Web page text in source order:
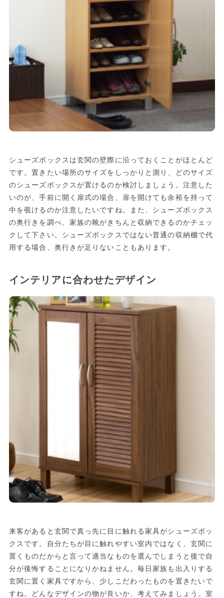
シューズボックスは玄関の壁際に沿っておくことがほとんど
です。置きたい場所のサイズをしっかりと測り、どのサイズ
のシューズボックスが置けるのか検討しましょう。注意した
いのが、手前に開く扉式の場合、扉を開けても余裕を持って
中を覗けるのか注意したいですね。また、シューズボックス
の奥行きを調べ、家族の靴がきちんと収納できるのかチェッ
クして下さい。シューズボックスではない普通の収納棚で代
用する場合、奥行きが足りないこともあります。
インテリアに合わせたデザイン
来客があると玄関で真っ先に目に触れる家具がシューズボッ
クスです。自分たちが目に触れやすい室内ではなく、玄関に
置くものだからと言って適当なものを選んでしまうと後で自
分が後悔することになりかねません。毎日家族も出入りする
玄関に置く家具ですから、少しこだわったものを置きたいで
すね。どんなデザインの物が良いか、考えてみましょう。室